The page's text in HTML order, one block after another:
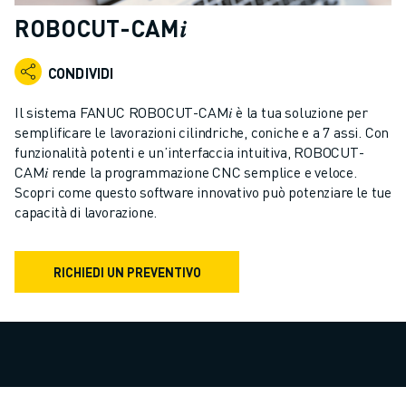
ROBOT INDUSTRIALI
GAMMA ROBOTICA
CONTROLLER PER ROBOT
ACCESSORI PER ROBOT
SOFTWARE ROBOTICO
SOFTWARE DI SIMULAZIONE
PRODOTTI DI ROBOTICA PER EDUCATION
AUTOMAZIONE ROBOTICA
ROBOT DI SALDATURA AD ARCO
ROBOT ANTROPOMORFI
SERIE M-900
ROBOT DELTA
ROBOT SCARA
ROBOCUT-CAM𝑖
CONDIVIDI
Il sistema FANUC ROBOCUT-CAM𝑖 è la tua soluzione per
semplificare le lavorazioni cilindriche, coniche e a 7 assi. Con
funzionalità potenti e un’interfaccia intuitiva, ROBOCUT-
CAM𝑖 rende la programmazione CNC semplice e veloce.
Scopri come questo software innovativo può potenziare le tue
capacità di lavorazione.
RICHIEDI UN PREVENTIVO